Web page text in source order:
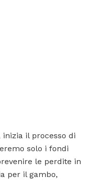
il processo di
solo i fondi
le perdite in
per il gambo,